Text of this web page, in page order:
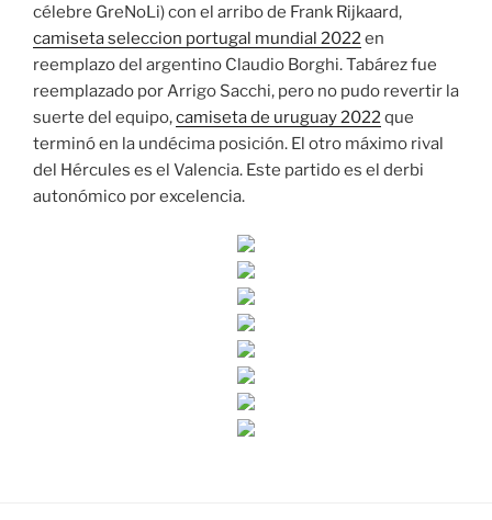
célebre GreNoLi) con el arribo de Frank Rijkaard,
camiseta seleccion portugal mundial 2022en
reemplazo del argentino Claudio Borghi. Tabárez fue
reemplazado por Arrigo Sacchi, pero no pudo revertir la
suerte del equipo,camiseta de uruguay 2022que
terminó en la undécima posición. El otro máximo rival
del Hércules es el Valencia. Este partido es el derbi
autonómico por excelencia.